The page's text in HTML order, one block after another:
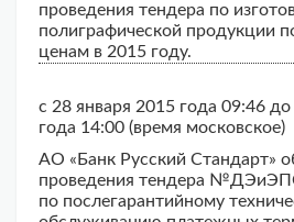
проведения тендера по
полиграфической продукции
ценам в 2015 году.
с 28 января 2015 года 09:46
года 14:00 (время московское)
АО «Банк Русский Стандарт»
проведения тендера
по послегарантийному